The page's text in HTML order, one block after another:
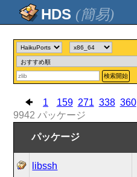
(簡易)
検索開始
1 159 271 338 360
9942 パッケージ
パッケージ
libssh